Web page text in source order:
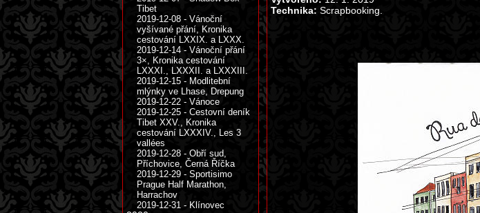
Technika: Scrapbooking.
Tibet
2019-12-08 - Vánoční
vyšívané přání, Kronika
cestování LXXIX. a LXXX.
2019-12-14 - Vánoční přání
3×, Kronika cestování
LXXXI., LXXXII. a LXXXIII.
2019-12-15 - Modlitební
mlýnky ve Lhase, Drepung
2019-12-22 - Vánoce
2019-12-25 - Cestovní deník
Tibet XXV., Kronika
cestování LXXXIV., Les 3
vallées
2019-12-28 - Obří sud,
Příchovice, Černá Říčka
2019-12-29 - Sportisimo
Prague Half Marathon,
Harrachov
2019-12-31 - Klínovec